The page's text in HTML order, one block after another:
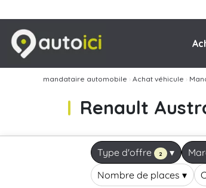
mandataire automobile › Achat véhicule ›
Renault
Type d'offre 2 ▾
Nombre de places▾